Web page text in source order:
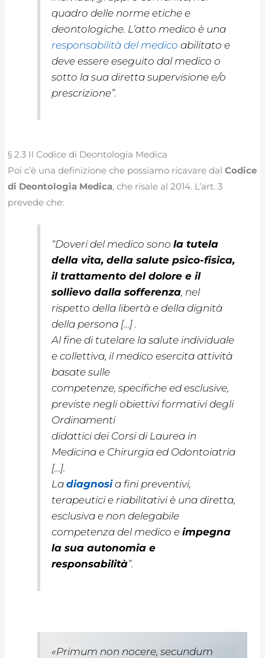
quadro delle norme etiche e
deontologiche. L’atto medico è una
responsabilità del medico abilitato e
deve essere eseguito dal medico o
sotto la sua diretta supervisione e/o
prescrizione”.
§ 2.3 Il Codice di Deontologia Medica
Poi c’è una definizione che possiamo ricavare dalCodice
di Deontologia Medica, che risale al 2014. L’art. 3
prevede che:
“Doveri del medico sonola tutela
della vita, della salute psico-fisica,
il trattamento del dolore e il
sollievo dalla sofferenza, nel
rispetto della libertà e della dignità
della persona […] .
Al fine di tutelare la salute individuale
e collettiva, il medico esercita attività
basate sulle
competenze, specifiche ed esclusive,
previste negli obiettivi formativi degli
Ordinamenti
didattici dei Corsi di Laurea in
Medicina e Chirurgia ed Odontoiatria
[…].
Ladiagnosia fini preventivi,
terapeutici e riabilitativi è una diretta,
esclusiva e non delegabile
competenza del medico eimpegna
la sua autonomia e
responsabilità”.
«Primum non nocere, secundum